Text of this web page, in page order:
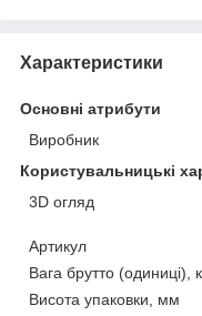
Характеристики
Основні атрибути
Виробник
Користувальницькі
3D огляд
Артикул
Вага брутто (одиниці),
Висота упаковки, мм